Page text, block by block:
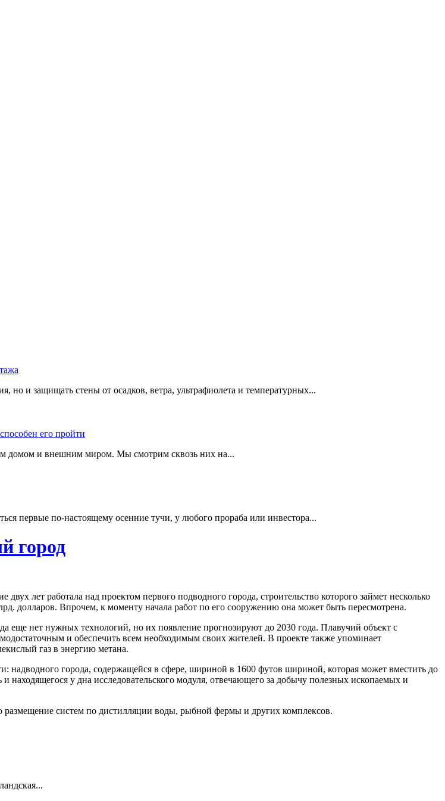
но и защищать стены от осадков, ветра, ультрафиолета и температурных...
домом и внешним миром. Мы смотрим сквозь них на...
первые по-настоящему осенние тучи, у любого прораба или инвестора...
город
лет работала над проектом первого подводного города, строительство которого займет несколько
долларов. Впрочем, к моменту начала работ по его сооружению она может быть пересмотрена.
еще нет нужных технологий, но их появление прогнозируют до 2030 года. Плавучий объект с
и обеспечить всем необходимым своих жителей. В проекте также упоминает
газ в энергию метана.
надводного города, содержащейся в сфере, шириной в 1600 футов шириной, которая может вместить до
у дна исследовательского модуля, отвечающего за добычу полезных ископаемых и
систем по дистилляции воды, рыбной фермы и других комплексов.